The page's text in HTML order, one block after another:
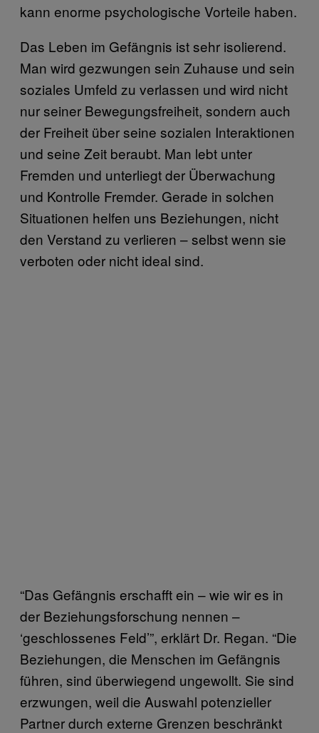
kann enorme psychologische Vorteile haben.
Das Leben im Gefängnis ist sehr isolierend.
Man wird gezwungen sein Zuhause und sein
soziales Umfeld zu verlassen und wird nicht
nur seiner Bewegungsfreiheit, sondern auch
der Freiheit über seine sozialen Interaktionen
und seine Zeit beraubt. Man lebt unter
Fremden und unterliegt der Überwachung
und Kontrolle Fremder. Gerade in solchen
Situationen helfen uns Beziehungen, nicht
den Verstand zu verlieren – selbst wenn sie
verboten oder nicht ideal sind.
“Das Gefängnis erschafft ein – wie wir es in
der Beziehungsforschung nennen –
‘geschlossenes Feld’”, erklärt Dr. Regan. “Die
Beziehungen, die Menschen im Gefängnis
führen, sind überwiegend ungewollt. Sie sind
erzwungen, weil die Auswahl potenzieller
Partner durch externe Grenzen beschränkt